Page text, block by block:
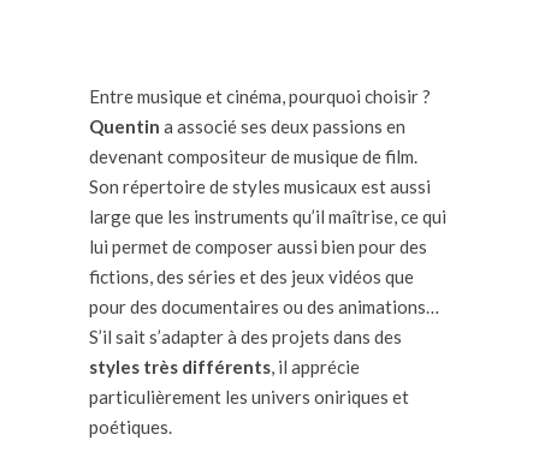
Entre musique et cinéma, pourquoi choisir ?
Quentin a associé ses deux passions en
devenant compositeur de musique de film.
Son répertoire de styles musicaux est aussi
large que les instruments qu’il maîtrise, ce qui
lui permet de composer aussi bien pour des
fictions, des séries et des jeux vidéos que
pour des documentaires ou des animations…
S’il sait s’adapter à des projets dans des
styles très différents, il apprécie
particulièrement les univers oniriques et
poétiques.